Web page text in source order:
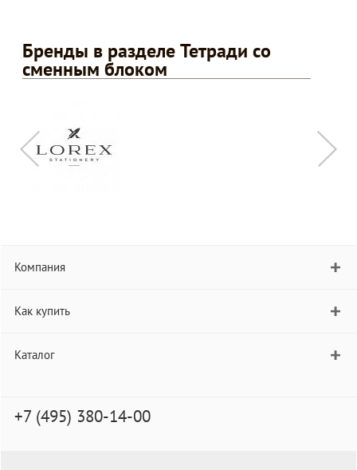
Бренды в разделе Тетради со
сменным блоком
Компания
Как купить
Каталог
+7 (495) 380-14-00